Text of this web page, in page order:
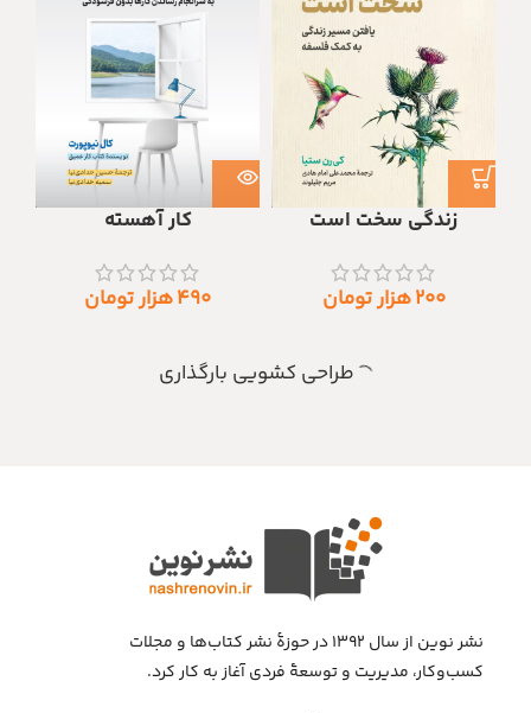
زندگی سخت است
۲۰۰هزار تومان
کار آهسته
۴۹۰هزار تومان
طراحی کشویی بارگذاری
نشر نوین از سال ۱۳۹۲ در حوزهٔ نشر کتاب‌ها و مجلات
کسب‌وکار، مدیریت و توسعهٔ فردی آغاز به کار کرد.